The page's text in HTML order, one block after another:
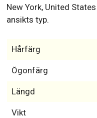
New York, United
ansikts typ.
Hårfärg
Ögonfärg
Längd
Vikt